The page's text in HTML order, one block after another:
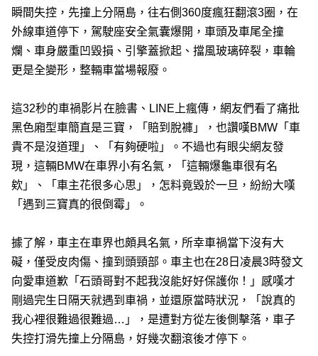
瞬間失控，先撞上分隔島，往右側360度瘋狂翻滾3圈，在
外線車道停下，駕駛座安全氣囊爆開，車頭及車尾全撞
爛、車身嚴重凹毀損、引擎蓋掀起、擋風玻璃碎裂，車輪
更是全變形，整輛車當場報廢。
這32秒的車禍影片在臉書、LINE上瘋傳，網友們看了痛批
黑色廂型車簡直是三寶，「賠到脫褲」，也讚嘆BMW「車
貴不是沒道理」、「有夠硬啦」。不過也有眼尖網友發
現，這輛BMW在車界小有名氣，「這輛爆龜車很有名
欸」、「車主花很多心思」，怎料竟毀於一旦，紛紛大嘆
「遇到三寶真的很倒霉」。
據了解，車主在車界也頗具名氣，所幸車禍當下沒有大
礙，僅受皮肉傷、撞到頭頸部。車主也在28日凌晨3時發文
向愛車道歉「石頭哥對不起我沒能好好保護你！」感嘆才
剛過完生日隔天就遇到車禍，並還原當時狀況，「說真的
我心裡很難過很難過…」，是遭對方從左後側擊落，車子
失控打滑先撞上分隔島，好幾次翻滾後才停下。